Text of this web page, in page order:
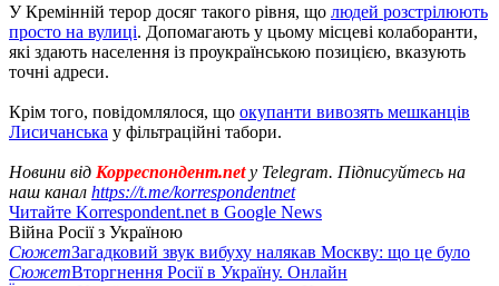
У Кремінній терор досяг такого рівня, що людей розстрілюють
просто на вулиці. Допомагають у цьому місцеві колаборанти,
які здають населення із проукраїнською позицією, вказують
точні адреси.
Крім того, повідомлялося, що окупанти вивозять мешканців
Лисичанська у фільтраційні табори.
Новини від Корреспондент.netу Telegram. Підписуйтесь на
наш канал https://t.me/korrespondentnet
Читайте Korrespondent.net в Google News
Війна Росії з Україною
СюжетЗагадковий звук вибуху налякав Москву: що це було
СюжетВторгнення Росії в Україну. Онлайн